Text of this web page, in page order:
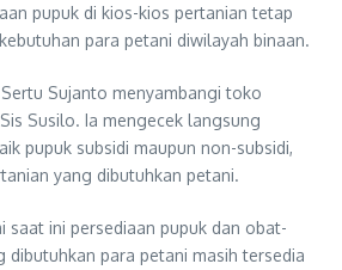
pupuk di kios-kios pertanian tetap
para petani diwilayah binaan.
Sujanto menyambangi toko
Susilo. Ia mengecek langsung
pupuk subsidi maupun non-subsidi,
yang dibutuhkan petani.
saat ini persediaan pupuk dan obat-
dibutuhkan para petani masih tersedia